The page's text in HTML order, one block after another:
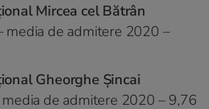
Mircea cel Bătrân
media de admitere 2020 –
Gheorghe Șincai
media de admitere 2020 – 9,76